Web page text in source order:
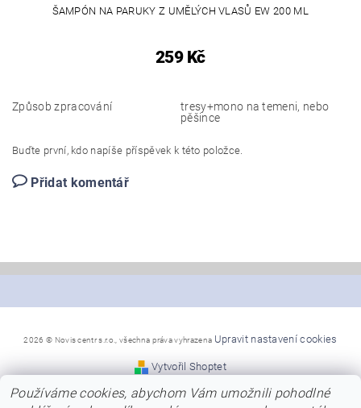
ŠAMPÓN NA PARUKY Z UMĚLÝCH VLASŮ EW 200 ML
259 Kč
Způsob zpracování
tresy+mono na temeni, nebo
pěšince
Buďte první, kdo napíše příspěvek k této položce.
Přidat komentář
2026 © Novis centr s.r.o., všechna práva vyhrazena Upravit nastavení cookies
Vytvořil Shoptet
Používáme cookies, abychom Vám umožnili pohodlné